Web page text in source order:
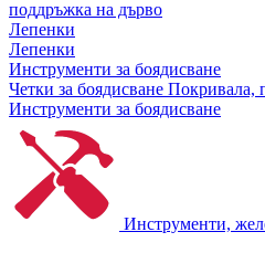
поддръжка на дърво
Лепенки
Лепенки
Инструменти за боядисване
Четки за боядисване Покривала,
Инструменти за боядисване
Инструменти,